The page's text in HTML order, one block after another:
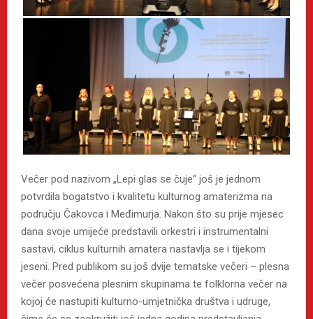
Večer pod nazivom „Lepi glas se čuje“ još je jednom
potvrdila bogatstvo i kvalitetu kulturnog amaterizma na
području Čakovca i Međimurja. Nakon što su prije mjesec
dana svoje umijeće predstavili orkestri i instrumentalni
sastavi, ciklus kulturnih amatera nastavlja se i tijekom
jeseni. Pred publikom su još dvije tematske večeri – plesna
večer posvećena plesnim skupinama te folklorna večer na
kojoj će nastupiti kulturno-umjetnička društva i udruge,